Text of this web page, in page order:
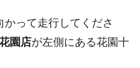
って走行してくださ
園店が左側にある花園十